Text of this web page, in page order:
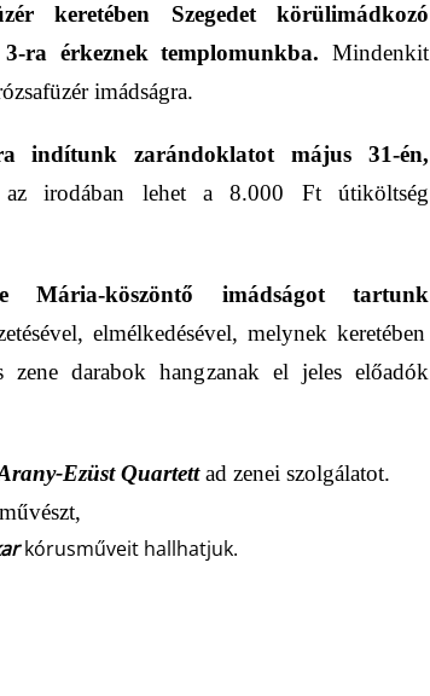
keretében Szegedet körülimádkozó
3-ra érkeznek templomunkba. Mindenkit
üzér imádságra.
indítunk zarándoklatotmájus 31-én,
az irodában lehet a 8.000 Ft útiköltség
Mária-köszöntő imádságot tartunk
elmélkedésével, melynek keretében
darabok hangzanak el jeles előadók
Ezüst Quartettad zenei szolgálatot.
kórusműveit hallhatjuk.